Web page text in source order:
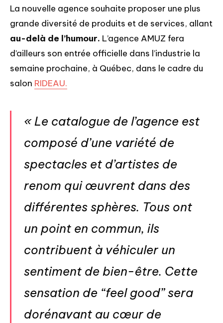
La nouvelle agence souhaite proposer une plus
grande diversité de produits et de services, allant
au-delà de l’humour. L’agence AMUZ fera
d’ailleurs son entrée officielle dans l’industrie la
semaine prochaine, à Québec, dans le cadre du
salon RIDEAU.
« Le catalogue de l’agence est
composé d’une variété de
spectacles et d’artistes de
renom qui œuvrent dans des
différentes sphères. Tous ont
un point en commun, ils
contribuent à véhiculer un
sentiment de bien-être. Cette
sensation de “feel good” sera
dorénavant au cœur de